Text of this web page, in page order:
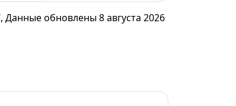
обновлены 8 августа 2026